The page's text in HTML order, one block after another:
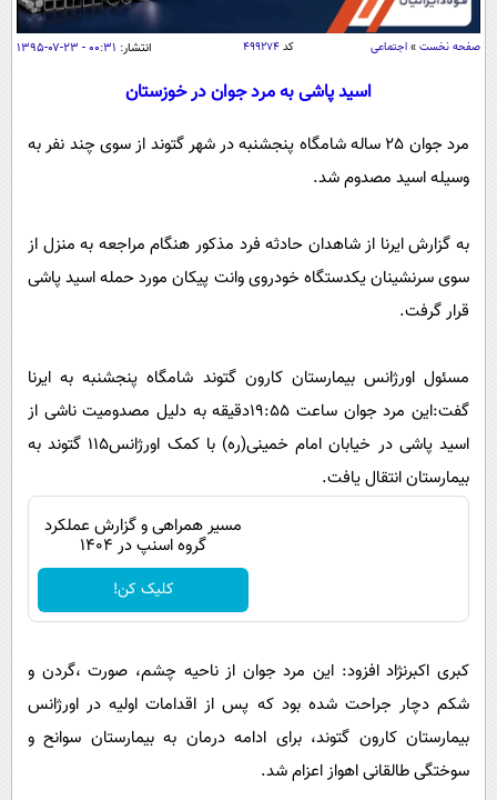
اقتصاد
جامعه
یک برش دانایی
محیط زیست
بین الملل
علم و دانش
فناوری و It
قرآن
باشگاه مغز
اقتصاد
محیط زیست
سلامت
عصر ایران 2
خواندنی ها و دیدنی ها
دانلود
آموزش زبان
صفحه نخست » اجتماعی کد۴۹۹۲۷۴ انتشار: ۰۰:۳۱ - ۲۳-۰۷-۱۳۹۵
اسید پاشی به مرد جوان در خوزستان
مرد جوان 25 ساله شامگاه پنجشنبه در شهر گتوند از سوی چند نفر به
وسیله اسید مصدوم شد.
به گزارش ایرنا از شاهدان حادثه فرد مذکور هنگام مراجعه به منزل از
سوی سرنشینان یکدستگاه خودروی وانت پیکان مورد حمله اسید پاشی
قرار گرفت.
مسئول اورژانس بیمارستان کارون گتوند شامگاه پنجشنبه به ایرنا
گفت:این مرد جوان ساعت 19:55دقیقه به دلیل مصدومیت ناشی از
اسید پاشی در خیابان امام خمینی(ره) با کمک اورژانس115 گتوند به
بیمارستان انتقال یافت.
مسیر همراهی و گزارش عملکرد
گروه اسنپ در ۱۴۰۴
کلیک کن!
کبری اکبرنژاد افزود: این مرد جوان از ناحیه چشم، صورت ،گردن و
شکم دچار جراحت شده بود که پس از اقدامات اولیه در اورژانس
بیمارستان کارون گتوند، برای ادامه درمان به بیمارستان سوانح و
سوختگی طالقانی اهواز اعزام شد.